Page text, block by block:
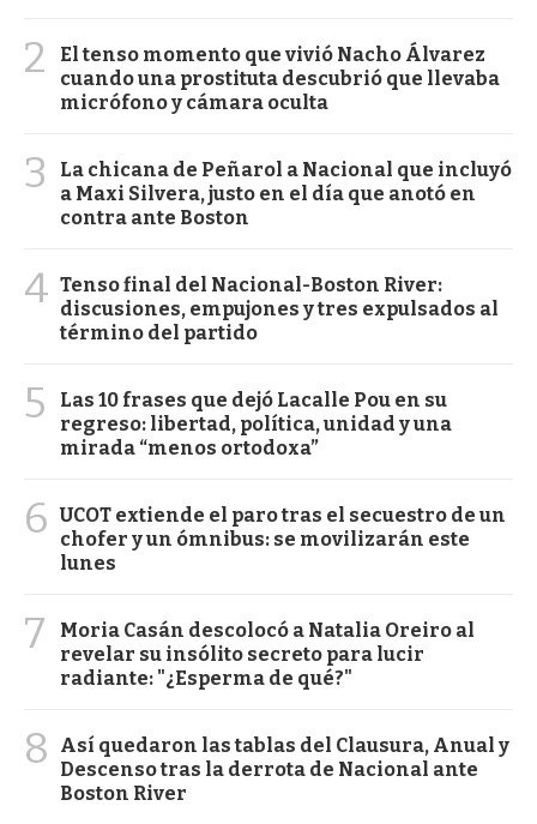
2
El tenso momento que vivió Nacho Álvarez
cuando una prostituta descubrió que llevaba
micrófono y cámara oculta
3
La chicana de Peñarol a Nacional que incluyó
a Maxi Silvera, justo en el día que anotó en
contra ante Boston
4 Tenso final del Nacional-Boston River:
discusiones, empujones y tres expulsados al
término del partido
5
Las 10 frases que dejó Lacalle Pou en su
regreso: libertad, política, unidad y una
mirada “menos ortodoxa”
6 UCOT extiende el paro tras el secuestro de un
chofer y un ómnibus: se movilizarán este
lunes
7
Moria Casán descolocó a Natalia Oreiro al
revelar su insólito secreto para lucir
radiante: "¿Esperma de qué?"
8
Así quedaron las tablas del Clausura, Anual y
Descenso tras la derrota de Nacional ante
Boston River